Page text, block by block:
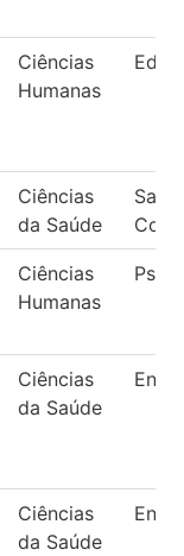
Ciências
Humanas
Ciências
da Saúde
Ciências
Humanas
Ciências
da Saúde
Ciências
da Saúde